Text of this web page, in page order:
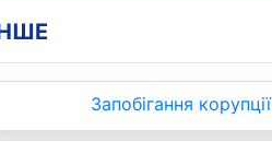
Запобігання корупції